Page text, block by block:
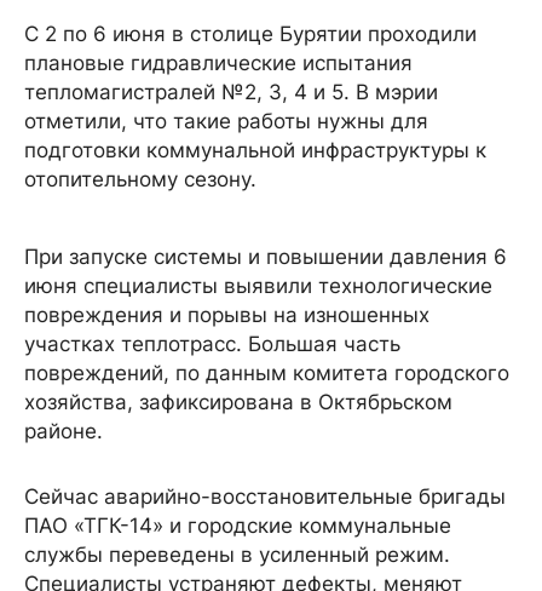
С 2 по 6 июня в столице Бурятии проходили
плановые гидравлические испытания
тепломагистралей №2, 3, 4 и 5. В мэрии
отметили, что такие работы нужны для
подготовки коммунальной инфраструктуры к
отопительному сезону.
При запуске системы и повышении давления 6
июня специалисты выявили технологические
повреждения и порывы на изношенных
участках теплотрасс. Большая часть
повреждений, по данным комитета городского
хозяйства, зафиксирована в Октябрьском
районе.
Сейчас аварийно-восстановительные бригады
ПАО «ТГК-14» и городские коммунальные
службы переведены в усиленный режим.
Специалисты устраняют дефекты, меняют